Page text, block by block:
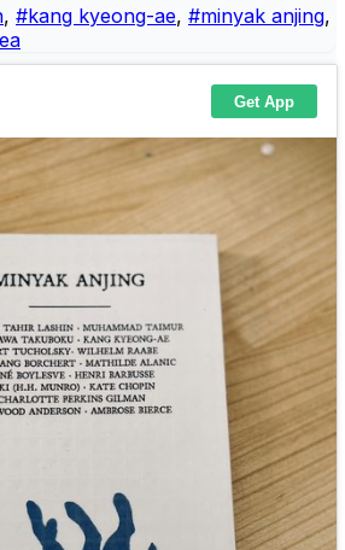
, #kang kyeong-ae, #minyak anjing,